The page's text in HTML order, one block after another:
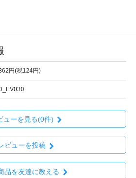
円(税124円)
ューを見る(0件)
ビューを投稿
品を友達に教える